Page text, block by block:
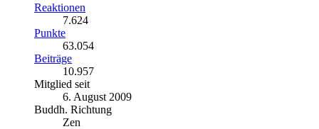
Reaktionen
7.624
Punkte
63.054
Beiträge
10.957
Mitglied seit
6. August 2009
Buddh. Richtung
Zen